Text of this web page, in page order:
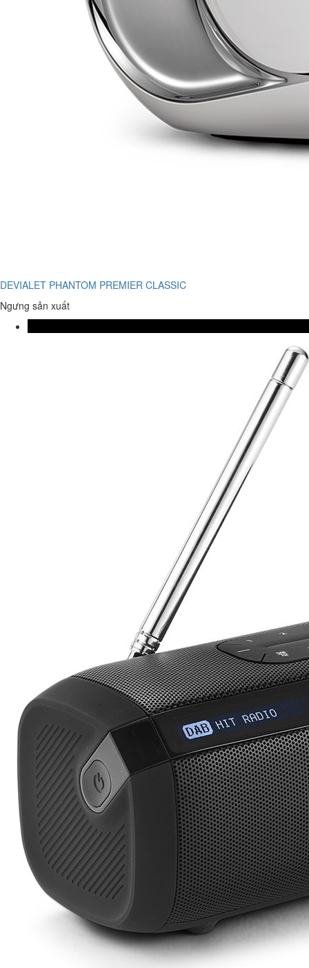
DEVIALET PHANTOM PREMIER CLASSIC
Ngưng sản xuất